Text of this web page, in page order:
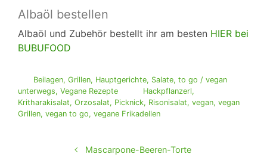
Albaöl bestellen
Albaöl und Zubehör bestellt ihr am besten HIER bei
BUBUFOOD
Beilagen, Grillen, Hauptgerichte, Salate, to go / vegan
unterwegs, Vegane Rezepte Hackpflanzerl,
Kritharakisalat, Orzosalat, Picknick, Risonisalat, vegan, vegan
Grillen, vegan to go, vegane Frikadellen
Mascarpone-Beeren-Torte